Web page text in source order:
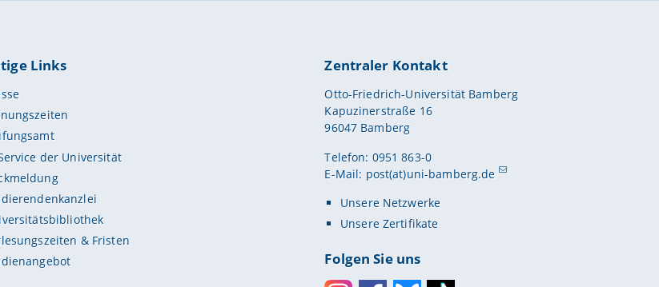
Links
der Universität
& Fristen
Zentraler Kontakt
Otto-Friedrich-Universität Bamberg
Kapuzinerstraße 16
96047 Bamberg
Telefon: 0951 863-0
E-Mail: post(at)uni-bamberg.de
Unsere Netzwerke
Unsere Zertifikate
Folgen Sie uns